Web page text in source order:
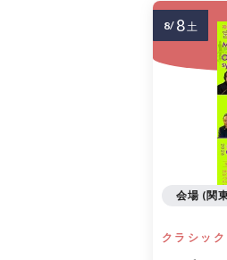
クラシック
会場 (関
8/ 8土